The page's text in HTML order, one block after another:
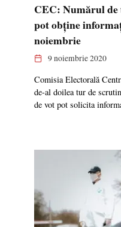
CEC: Numărul de
pot obţine
noiembrie
9 noiembrie 2020
Comisia Electorală
de-al doilea tur de
de vot pot solicita